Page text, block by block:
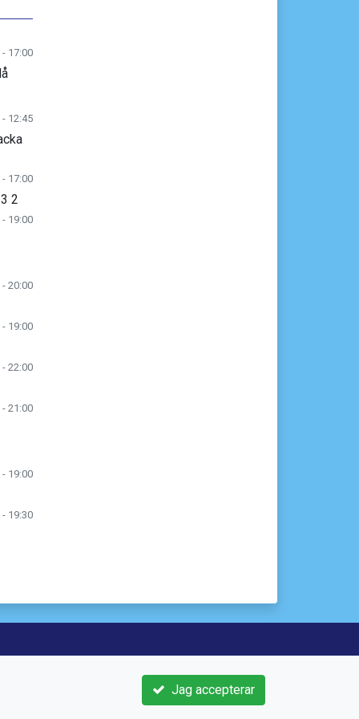
17:00
12:45
17:00
2
19:00
20:00
19:00
22:00
21:00
19:00
19:30
Jag accepterar